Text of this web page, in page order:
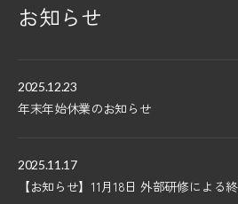
お知らせ
2025.12.23
年末年始休業のお知らせ
2025.11.17
【お知らせ】11月18日 外部研修による